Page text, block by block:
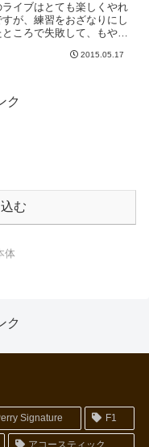
ライブはとても楽しくやれ
すが、練習をおざなりにし
ころで失敗して、もやも
うに、来週のパチモンライ
て生音をジャーンとや
2015.05.17
ク
む
体
ク
Signature F1
アコースティック